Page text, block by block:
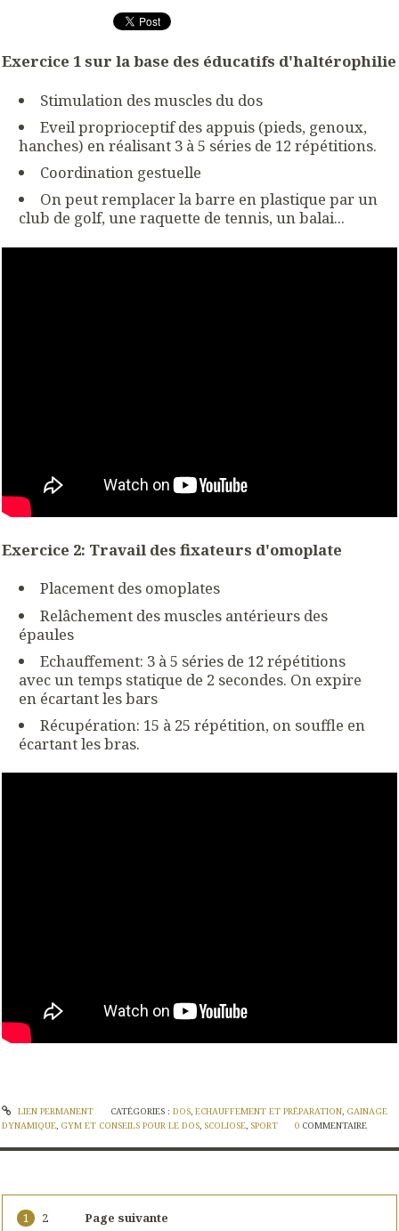
Exercice 1 sur la base des éducatifs d'haltérophilie
Stimulation des muscles du dos
Eveil proprioceptif des appuis (pieds, genoux,
hanches) en réalisant 3 à 5 séries de 12 répétitions.
Coordination gestuelle
On peut remplacer la barre en plastique par un
club de golf, une raquette de tennis, un balai...
Exercice 2: Travail des fixateurs d'omoplate
Placement des omoplates
Relâchement des muscles antérieurs des
épaules
Echauffement: 3 à 5 séries de 12 répétitions
avec un temps statique de 2 secondes. On expire
en écartant les bars
Récupération: 15 à 25 répétition, on souffle en
écartant les bras.
LIEN PERMANENT CATÉGORIES : DOS, ECHAUFFEMENT ET PRÉPARATION, GAINAGE
DYNAMIQUE GYM ET CONSEILS POUR LE DOS SCOLIOSE SPORT 0 COMMENTAIRE
1 2 Page suivante